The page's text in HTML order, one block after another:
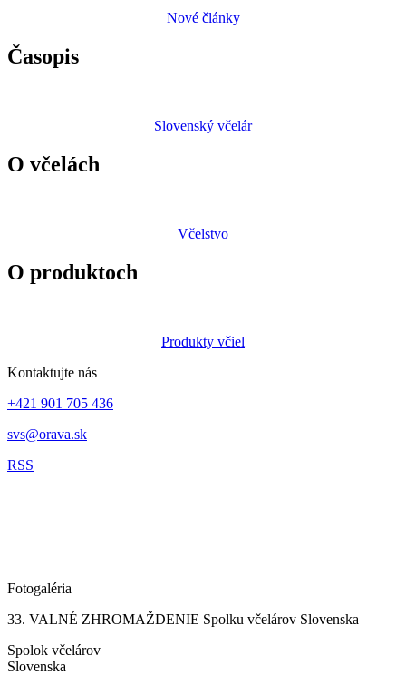
Nové články
Časopis
Slovenský včelár
O včelách
Včelstvo
O produktoch
Produkty včiel
Kontaktujte nás
+421 901 705 436
svs@orava.sk
RSS
Fotogaléria
33. VALNÉ ZHROMAŽDENIE Spolku včelárov Slovenska
Spolok včelárov
Slovenska